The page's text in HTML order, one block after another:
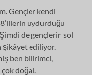
Gençler kendi
uydurduğu
de gençlerin sol
şikâyet ediliyor.
ben bilirimci,
doğal.